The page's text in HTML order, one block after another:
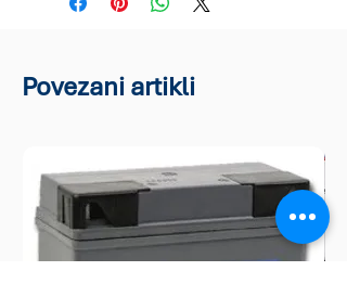
Povezani artikli